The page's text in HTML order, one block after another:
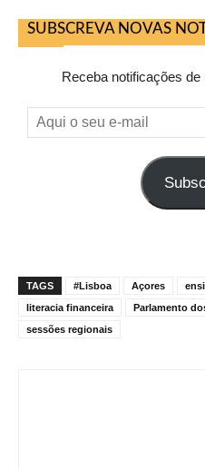
SUBSCREVA NOVAS
Receba notificações
Aqui
o
TAGS #Lisboa Açores
literacia financeira
Parlamento
sessões regionais